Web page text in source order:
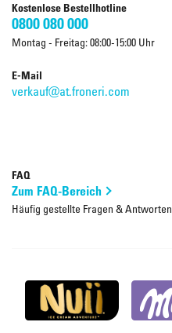
Kostenlose Bestellhotline
0800 080 000
Montag - Freitag: 08:00-15:00 Uhr
E-Mail
verkauf@at.froneri.com
FAQ
Zum FAQ-Bereich
Häufig gestellte Fragen & Antworten